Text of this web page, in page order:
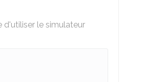
d'utiliser le simulateur